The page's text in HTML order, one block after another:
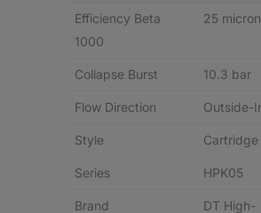
Efficiency Beta
1000
25 micron
Collapse Burst 10.3 bar
Flow Direction Outside-
Style Cartridge
Series HPK05
Brand
DT High-